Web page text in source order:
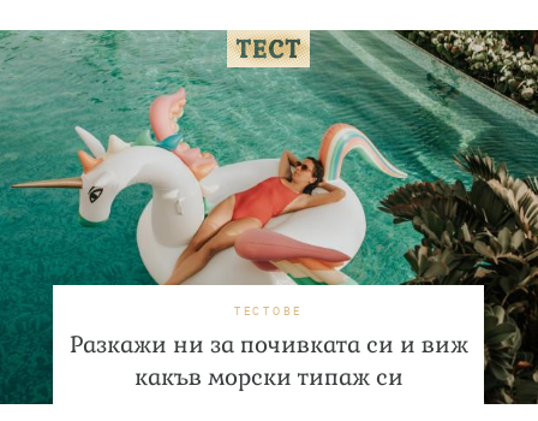
ТЕСТОВЕ
Разкажи ни за почивката си и виж
какъв морски типаж си